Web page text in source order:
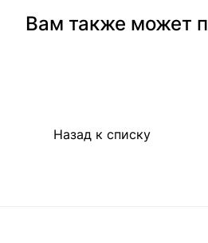
Вам также может
Назад к списку